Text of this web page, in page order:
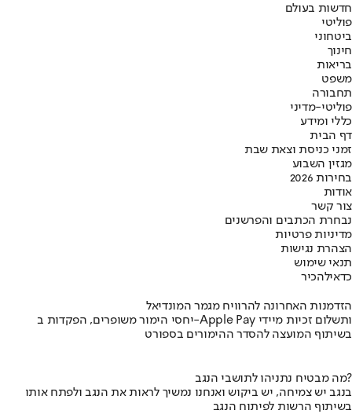
חדשות בעולם
פוליטי
ביטחוני
חינוך
בריאות
משפט
תחבורה
פוליטי-מדיני
כללי ומידע
דף הבית
זמני כניסת וצאת שבת
מגזין השבוע
בחירות 2026
אודות
צור קשר
נבחרת הכתבים והפרשנים
מדיניות פרטיות
הצהרת נגישות
תנאי שימוש
כדאילהכיר
הזדמנות האחרונה להרוויח מגמר המונדיאל
יחסי הימור משופרים, הפקדות ב-Apple Pay ותשלום זכיות מיידי
בשיתוף המועצה להסדר ההימורים בספורט
מה מבטיח נתניהו לתושבי הנגב?
בנגב יש צמיחה, יש ביקוש ואנחנו נמשיך לראות את הנגב ולפתח אותו
בשיתוף הרשות לפיתוח הנגב